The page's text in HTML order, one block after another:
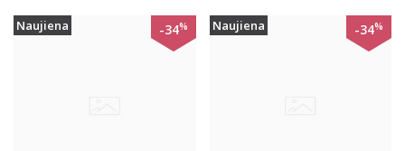
Naujiena -34% Naujiena -34%